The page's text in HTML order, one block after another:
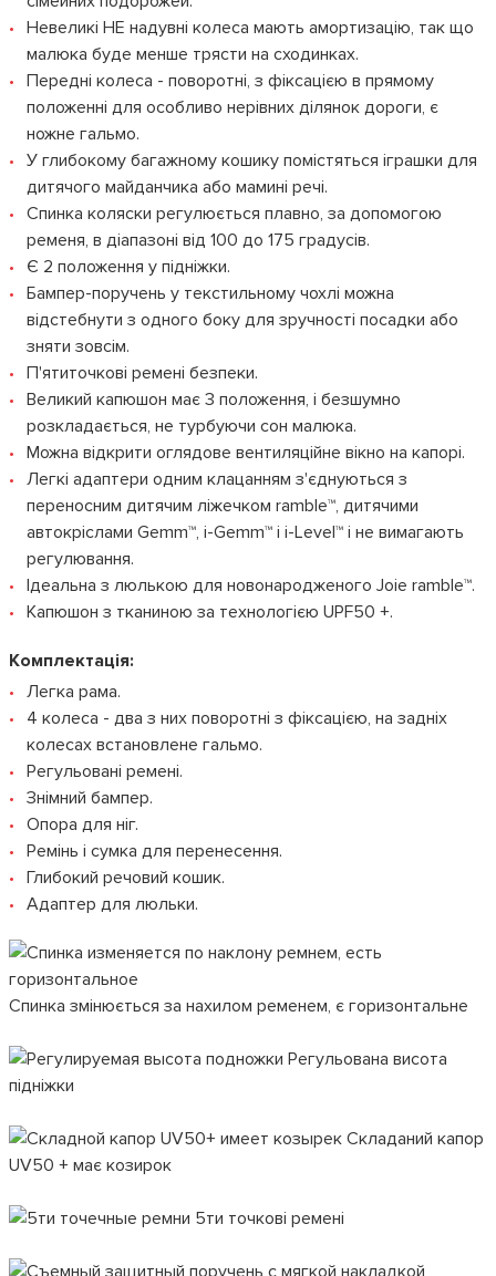
Невеликі НЕ надувні колеса мають амортизацію, так що
малюка буде менше трясти на сходинках.
Передні колеса - поворотні, з фіксацією в прямому
положенні для особливо нерівних ділянок дороги, є
ножне гальмо.
У глибокому багажному кошику помістяться іграшки для
дитячого майданчика або мамині речі.
Спинка коляски регулюється плавно, за допомогою
ременя, в діапазоні від 100 до 175 градусів.
Є 2 положення у підніжки.
Бампер-поручень у текстильному чохлі можна
відстебнути з одного боку для зручності посадки або
зняти зовсім.
П'ятиточкові ремені безпеки.
Великий капюшон має 3 положення, і безшумно
розкладається, не турбуючи сон малюка.
Можна відкрити оглядове вентиляційне вікно на капорі.
Легкі адаптери одним клацанням з'єднуються з
переносним дитячим ліжечком ramble™, дитячими
автокріслами Gemm™, i-Gemm™ і i-Level™ і не вимагають
регулювання.
Ідеальна з люлькою для новонародженого Joie ramble™.
Капюшон з тканиною за технологією UPF50 +.
Комплектація:
Легка рама.
4 колеса - два з них поворотні з фіксацією, на задніх
колесах встановлене гальмо.
Регульовані ремені.
Знімний бампер.
Опора для ніг.
Ремінь і сумка для перенесення.
Глибокий речовий кошик.
Адаптер для люльки.
Спинка змінюється за нахилом ременем, є горизонтальне
Регульована висота
підніжки
Складаний капор
UV50 + має козирок
5ти точкові ремені